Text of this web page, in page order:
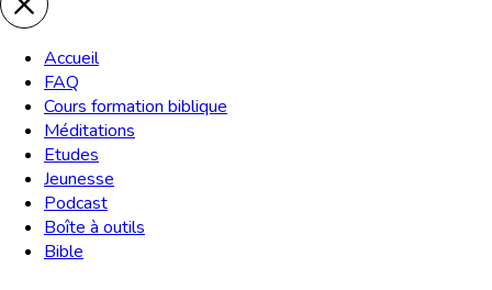
Accueil
FAQ
Cours formation biblique
Méditations
Etudes
Jeunesse
Podcast
Boîte à outils
Bible